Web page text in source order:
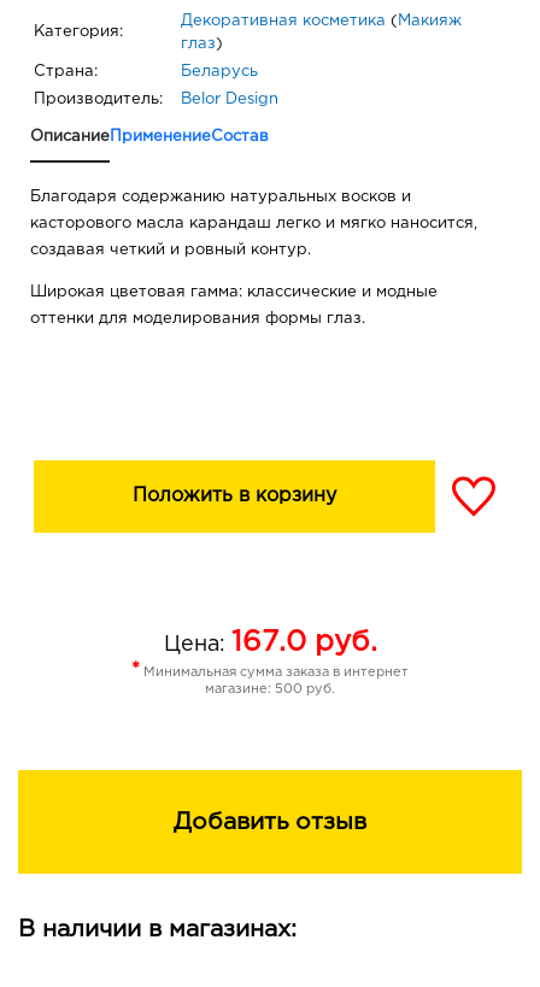
Категория:
Декоративная косметика ( Макияж
глаз )
Страна: Беларусь
Производитель: Belor Design
Описание ПрименениеСостав
Благодаря содержанию натуральных восков и
касторового масла карандаш легко и мягко наносится,
создавая четкий и ровный контур.
Широкая цветовая гамма: классические и модные
оттенки для моделирования формы глаз.
Положить в корзину
Цена: 167.0руб.
* Минимальная сумма заказа в интернет
магазине: 500 руб.
Добавить отзыв
В наличии в магазинах: